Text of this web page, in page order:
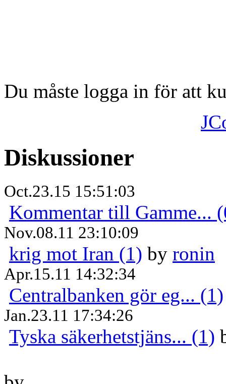
Du måste logga in för att
Diskussioner
Oct.23.15 15:51:03
Kommentar till Gamme...
Nov.08.11 23:10:09
krig mot Iran (1) by ronin
Apr.15.11 14:32:34
Centralbanken gör eg... (1)
Jan.23.11 17:34:26
Tyska säkerhetstjäns... (1)